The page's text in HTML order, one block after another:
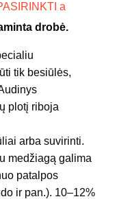
drobė.
tik besiūlės,
plotį riboja
arba suvirinti.
medžiagą galima
patalpos
ir pan.). 10–12%